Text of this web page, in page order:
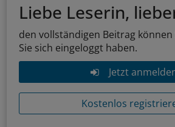
Liebe Leserin,
den vollständigen Beitrag können
Sie sich eingeloggt haben.
Jetzt
Kostenlos